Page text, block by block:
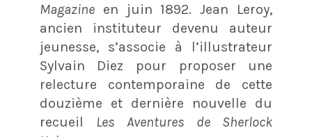
Magazineen juin 1892. Jean Leroy,
ancien instituteur devenu auteur
jeunesse, s’associe à l’illustrateur
Sylvain Diez pour proposer une
relecture contemporaine de cette
douzième et dernière nouvelle du
recueil Les Aventures de Sherlock